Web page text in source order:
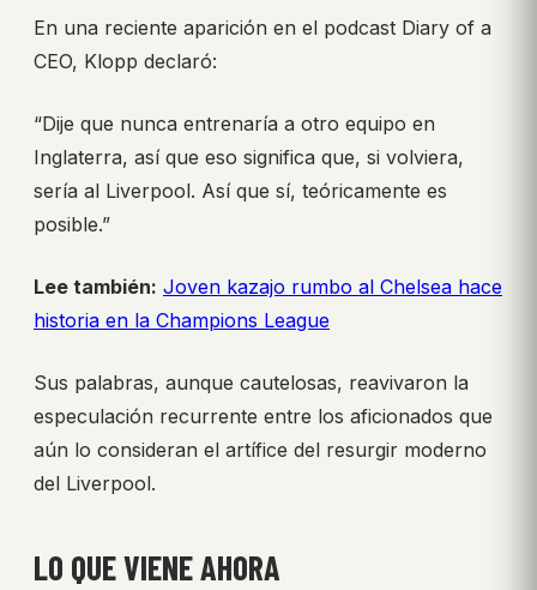
En una reciente aparición en el podcast Diary of a
CEO, Klopp declaró:
“Dije que nunca entrenaría a otro equipo en
Inglaterra, así que eso significa que, si volviera,
sería al Liverpool. Así que sí, teóricamente es
posible.”
Lee también: Joven kazajo rumbo al Chelsea hace
historia en la Champions League
Sus palabras, aunque cautelosas, reavivaron la
especulación recurrente entre los aficionados que
aún lo consideran el artífice del resurgir moderno
del Liverpool.
LO QUE VIENE AHORA